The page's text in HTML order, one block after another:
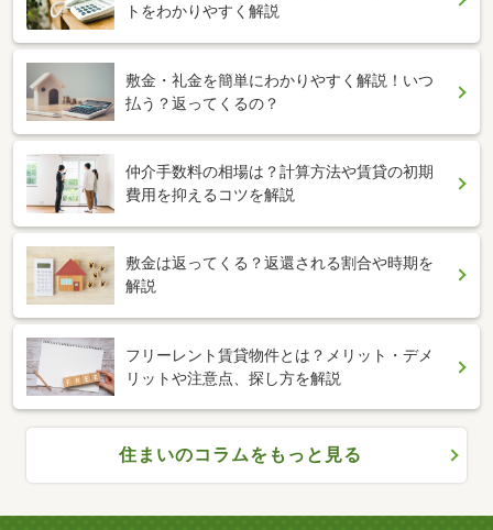
トをわかりやすく解説
敷金・礼金を簡単にわかりやすく解説！いつ
払う？返ってくるの？
仲介手数料の相場は？計算方法や賃貸の初期
費用を抑えるコツを解説
敷金は返ってくる？返還される割合や時期を
解説
フリーレント賃貸物件とは？メリット・デメ
リットや注意点、探し方を解説
住まいのコラムをもっと見る